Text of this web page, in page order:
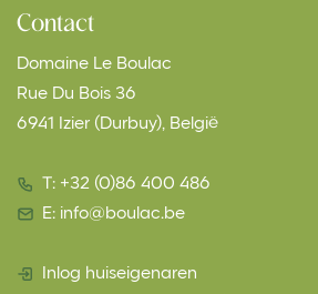
Contact
Domaine Le Boulac
Rue Du Bois 36
6941 Izier (Durbuy), België
T: +32 (0)86 400 486
E: info@boulac.be
Inlog huiseigenaren